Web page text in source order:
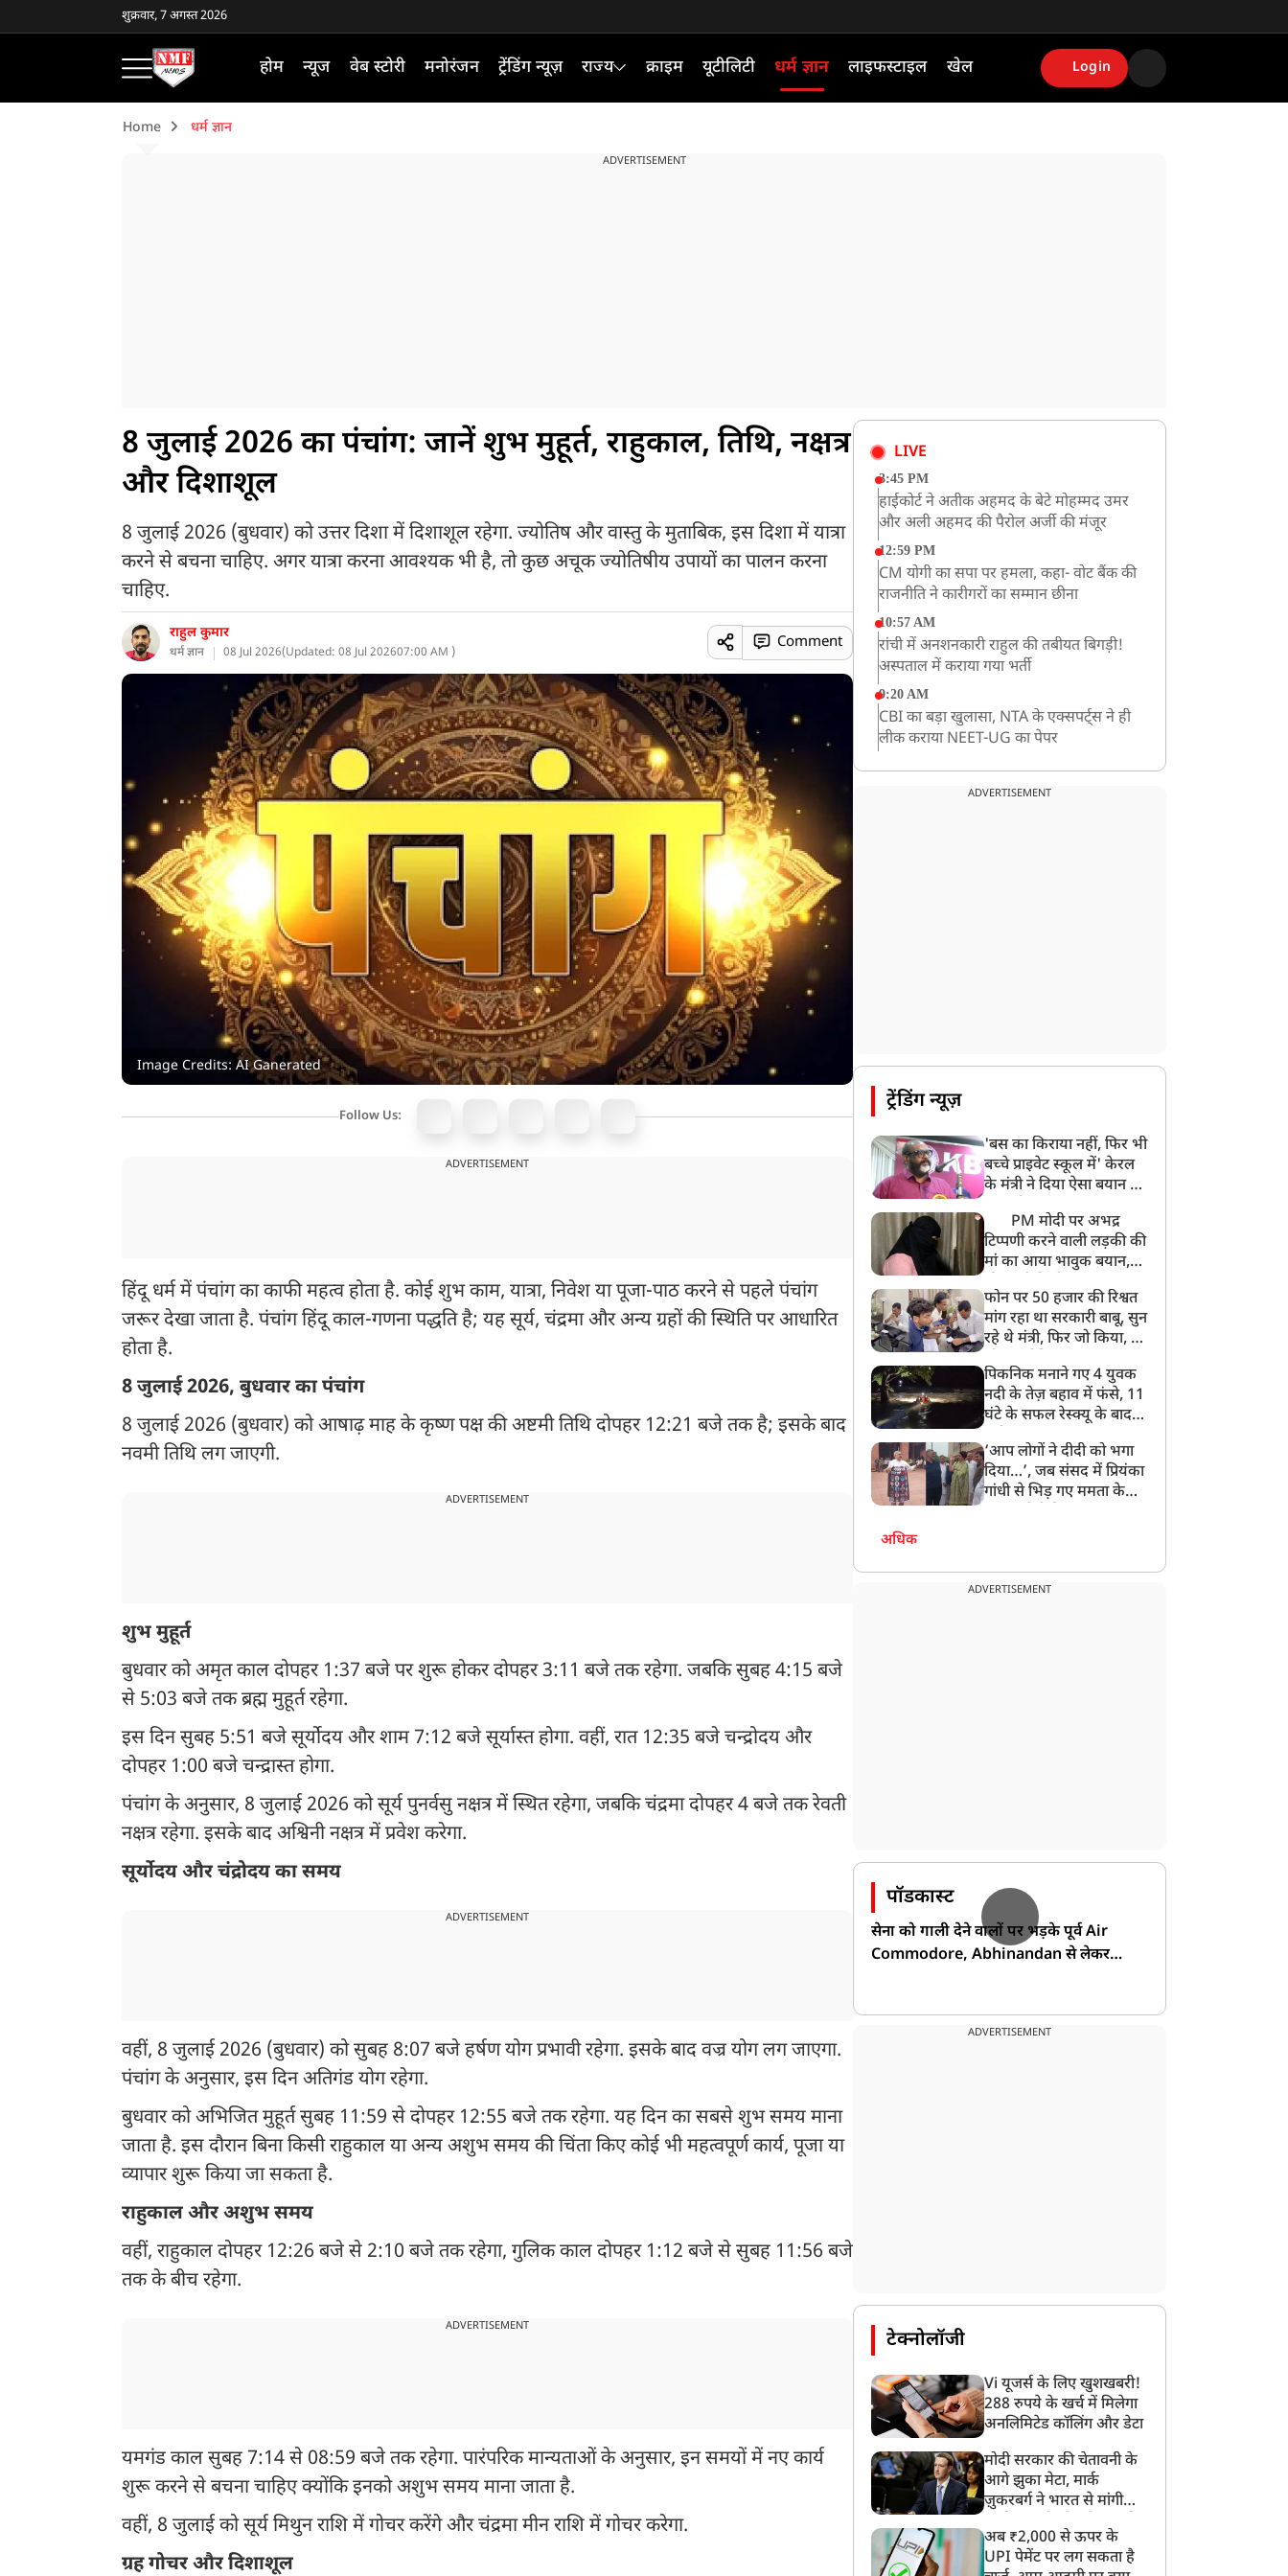
शुक्रवार, 7 अगस्त 2026
होम न्यूज वेब स्टोरी मनोरंजन ट्रेंडिंग न्यूज़ राज्य क्राइम यूटीलिटी धर्म ज्ञान लाइफस्टाइल खेल Login
Home धर्म ज्ञान
ADVERTISEMENT
8 जुलाई 2026 का पंचांग: जानें शुभ मुहूर्त, राहुकाल, तिथि, नक्षत्र
और दिशाशूल
8 जुलाई 2026 (बुधवार) को उत्तर दिशा में दिशाशूल रहेगा. ज्योतिष और वास्तु के मुताबिक, इस दिशा में यात्रा
करने से बचना चाहिए. अगर यात्रा करना आवश्यक भी है, तो कुछ अचूक ज्योतिषीय उपायों का पालन करना
चाहिए.
राहुल कुमार
धर्म ज्ञान 08 Jul 2026(Updated: 08 Jul 202607:00 AM )
Comment
Image Credits: AI Ganerated
Follow Us:
ADVERTISEMENT
हिंदू धर्म में पंचांग का काफी महत्व होता है. कोई शुभ काम, यात्रा, निवेश या पूजा-पाठ करने से पहले पंचांग
जरूर देखा जाता है. पंचांग हिंदू काल-गणना पद्धति है; यह सूर्य, चंद्रमा और अन्य ग्रहों की स्थिति पर आधारित
होता है.
8 जुलाई 2026, बुधवार का पंचांग
8 जुलाई 2026 (बुधवार) को आषाढ़ माह के कृष्ण पक्ष की अष्टमी तिथि दोपहर 12:21 बजे तक है; इसके बाद
नवमी तिथि लग जाएगी.
ADVERTISEMENT
शुभ मुहूर्त
बुधवार को अमृत काल दोपहर 1:37 बजे पर शुरू होकर दोपहर 3:11 बजे तक रहेगा. जबकि सुबह 4:15 बजे
से 5:03 बजे तक ब्रह्म मुहूर्त रहेगा.
इस दिन सुबह 5:51 बजे सूर्योदय और शाम 7:12 बजे सूर्यास्त होगा. वहीं, रात 12:35 बजे चन्द्रोदय और
दोपहर 1:00 बजे चन्द्रास्त होगा.
पंचांग के अनुसार, 8 जुलाई 2026 को सूर्य पुनर्वसु नक्षत्र में स्थित रहेगा, जबकि चंद्रमा दोपहर 4 बजे तक रेवती
नक्षत्र रहेगा. इसके बाद अश्विनी नक्षत्र में प्रवेश करेगा.
सूर्योदय और चंद्रोदय का समय
ADVERTISEMENT
वहीं, 8 जुलाई 2026 (बुधवार) को सुबह 8:07 बजे हर्षण योग प्रभावी रहेगा. इसके बाद वज्र योग लग जाएगा.
पंचांग के अनुसार, इस दिन अतिगंड योग रहेगा.
बुधवार को अभिजित मुहूर्त सुबह 11:59 से दोपहर 12:55 बजे तक रहेगा. यह दिन का सबसे शुभ समय माना
जाता है. इस दौरान बिना किसी राहुकाल या अन्य अशुभ समय की चिंता किए कोई भी महत्वपूर्ण कार्य, पूजा या
व्यापार शुरू किया जा सकता है.
राहुकाल और अशुभ समय
वहीं, राहुकाल दोपहर 12:26 बजे से 2:10 बजे तक रहेगा, गुलिक काल दोपहर 1:12 बजे से सुबह 11:56 बजे
तक के बीच रहेगा.
ADVERTISEMENT
यमगंड काल सुबह 7:14 से 08:59 बजे तक रहेगा. पारंपरिक मान्यताओं के अनुसार, इन समयों में नए कार्य
शुरू करने से बचना चाहिए क्योंकि इनको अशुभ समय माना जाता है.
वहीं, 8 जुलाई को सूर्य मिथुन राशि में गोचर करेंगे और चंद्रमा मीन राशि में गोचर करेगा.
ग्रह गोचर और दिशाशूल
LIVE
3:45 PM
हाईकोर्ट ने अतीक अहमद के बेटे मोहम्मद उमर
और अली अहमद की पैरोल अर्जी की मंजूर
12:59 PM
CM योगी का सपा पर हमला, कहा- वोट बैंक की
राजनीति ने कारीगरों का सम्मान छीना
10:57 AM
रांची में अनशनकारी राहुल की तबीयत बिगड़ी!
अस्पताल में कराया गया भर्ती
9:20 AM
CBI का बड़ा खुलासा, NTA के एक्सपर्ट्स ने ही
लीक कराया NEET-UG का पेपर
उत्तराखंड: हरिद्वार में गंगा उफान पर, जलस्तर में
ADVERTISEMENT
ट्रेंडिंग न्यूज़
'बस का किराया नहीं, फिर भी
बच्चे प्राइवेट स्कूल में' केरल
के मंत्री ने दिया ऐसा बयान की
PM मोदी पर अभद्र
टिप्पणी करने वाली लड़की की
मां का आया भावुक बयान,
बेटी को गोद लें प्रधानमंत्री
फोन पर 50 हजार की रिश्वत
मांग रहा था सरकारी बाबू, सुन
रहे थे मंत्री, फिर जो किया, वो
पिकनिक मनाने गए 4 युवक
नदी के तेज़ बहाव में फंसे, 11
घंटे के सफल रेस्क्यू के बाद
‘आप लोगों ने दीदी को भगा
दिया…’, जब संसद में प्रियंका
गांधी से भिड़ गए ममता के
अधिक
ADVERTISEMENT
पॉडकास्ट
सेना को गाली देने वालों पर भड़के पूर्व Air
Commodore, Abhinandan से लेकर
ADVERTISEMENT
टेक्नोलॉजी
Vi यूजर्स के लिए खुशखबरी!
288 रुपये के खर्च में मिलेगा
अनलिमिटेड कॉलिंग और डेटा
मोदी सरकार की चेतावनी के
आगे झुका मेटा, मार्क
ज़ुकरबर्ग ने भारत से मांगी
अब ₹2,000 से ऊपर के
UPI पेमेंट पर लग सकता है